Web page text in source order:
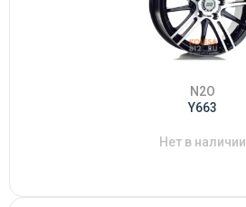
N2O
Y663
Нет в наличии